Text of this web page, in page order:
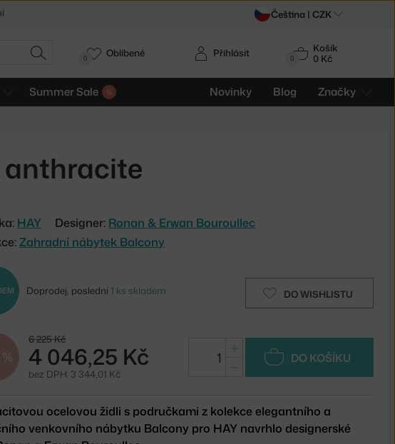
HLEDAT 0
Košík
0 Kč
Summer Sale Novinky Blog Značky
Přihlásit
0 Oblíbené
anthracite
HAY Designer: Ronan & Erwan Bouroullec
Zahradní nábytek Balcony
DO WISHLISTU
Doprodej, poslední1 ks skladem
6 225 Kč
4 046,25 Kč
bez DPH: 3 344,01 Kč
DO KOŠÍKU
ocelovou židli s područkami z kolekce elegantního a
venkovního nábytku Balcony pro HAY navrhlo designerské
Čeština | CZK